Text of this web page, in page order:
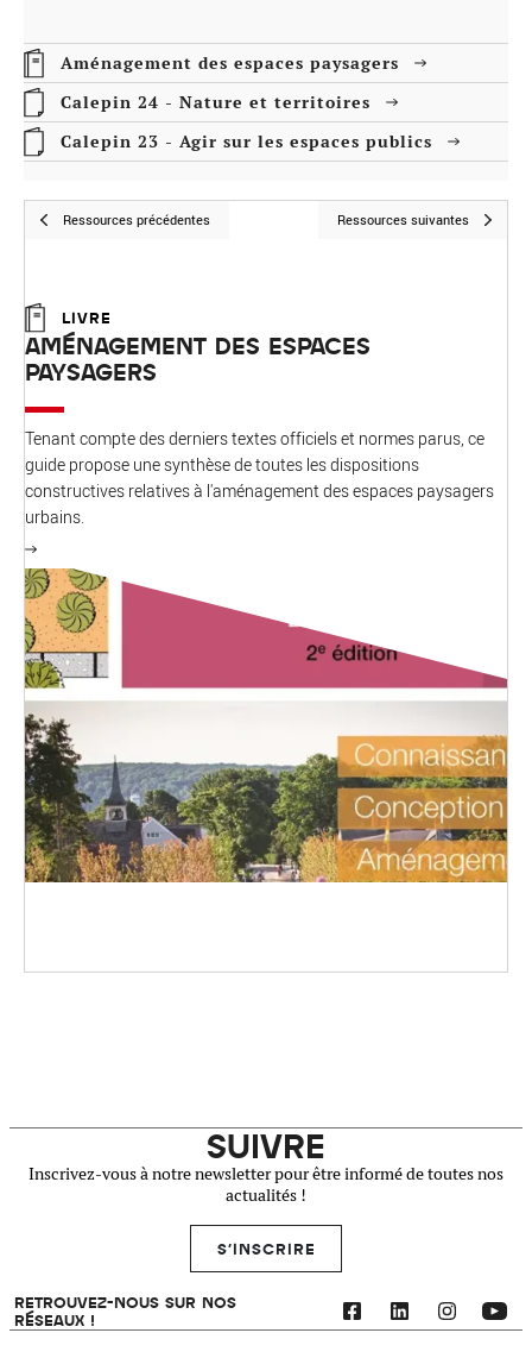
Aménagement des espaces paysagers
Calepin 24 - Nature et territoires
Calepin 23 - Agir sur les espaces publics
Ressources précédentes Ressources suivantes
LIVRE
AMÉNAGEMENT DES ESPACES
PAYSAGERS
Tenant compte des derniers textes officiels et normes parus, ce
guide propose une synthèse de toutes les dispositions
constructives relatives à l'aménagement des espaces paysagers
urbains.
SUIVRE
Inscrivez-vous à notre newsletter pour être informé de toutes nos
actualités !
S'INSCRIRE
RETROUVEZ-NOUS SUR NOS
RÉSEAUX !